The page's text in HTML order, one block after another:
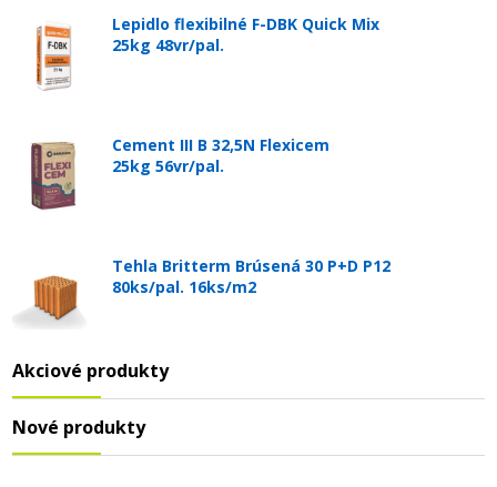
Lepidlo flexibilné F-DBK Quick Mix
25kg 48vr/pal.
Cement III B 32,5N Flexicem
25kg 56vr/pal.
Tehla Britterm Brúsená 30 P+D P12
80ks/pal. 16ks/m2
Akciové produkty
Nové produkty